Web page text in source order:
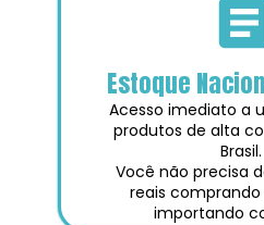
Estoque
Acesso imediato a
produtos de alta
Brasil.
Você não precisa
reais
importando